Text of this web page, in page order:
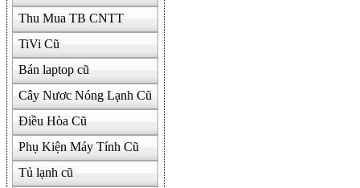
Thu Mua TB CNTT
TiVi Cũ
Bán laptop cũ
Cây Nươc Nóng Lạnh Cũ
Điều Hòa Cũ
Phụ Kiện Máy Tính Cũ
Tủ lạnh cũ